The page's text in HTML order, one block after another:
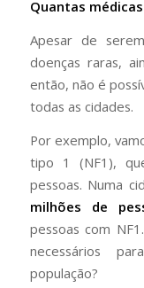
Quantas
Apesar de
doenças raras,
então, não é
todas as cidades.
Por exemplo,
tipo 1 (NF1),
pessoas. Numa
milhões de
pessoas com
necessários
população?